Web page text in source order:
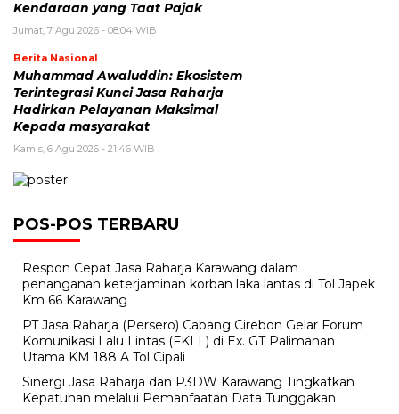
Kendaraan yang Taat Pajak
Jumat, 7 Agu 2026 - 08:04 WIB
Berita Nasional
Muhammad Awaluddin: Ekosistem
Terintegrasi Kunci Jasa Raharja
Hadirkan Pelayanan Maksimal
Kepada masyarakat
Kamis, 6 Agu 2026 - 21:46 WIB
POS-POS TERBARU
Respon Cepat Jasa Raharja Karawang dalam
penanganan keterjaminan korban laka lantas di Tol Japek
Km 66 Karawang
PT Jasa Raharja (Persero) Cabang Cirebon Gelar Forum
Komunikasi Lalu Lintas (FKLL) di Ex. GT Palimanan
Utama KM 188 A Tol Cipali
Sinergi Jasa Raharja dan P3DW Karawang Tingkatkan
Kepatuhan melalui Pemanfaatan Data Tunggakan